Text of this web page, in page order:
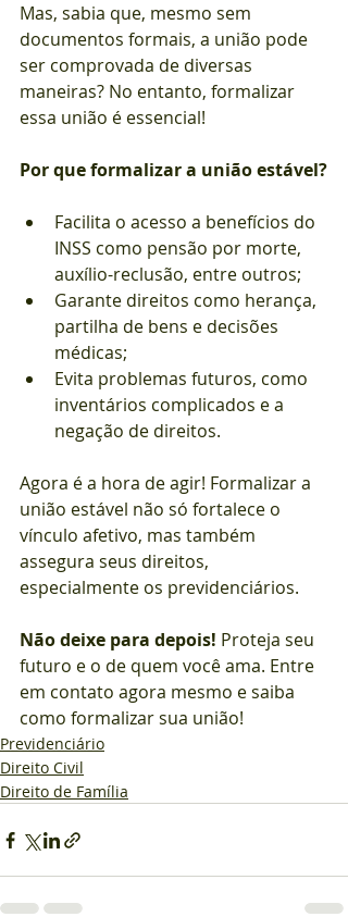
Mas, sabia que, mesmo sem
documentos formais, a união pode
ser comprovada de diversas
maneiras? No entanto, formalizar
essa união é essencial!
Por que formalizar a união estável?
Facilita o acesso a benefícios do
INSS como pensão por morte,
auxílio-reclusão, entre outros;
Garante direitos como herança,
partilha de bens e decisões
médicas;
Evita problemas futuros, como
inventários complicados e a
negação de direitos.
Agora é a hora de agir! Formalizar a
união estável não só fortalece o
vínculo afetivo, mas também
assegura seus direitos,
especialmente os previdenciários.
Não deixe para depois! Proteja seu
futuro e o de quem você ama. Entre
em contato agora mesmo e saiba
como formalizar sua união!
Previdenciário
Direito Civil
Direito de Família